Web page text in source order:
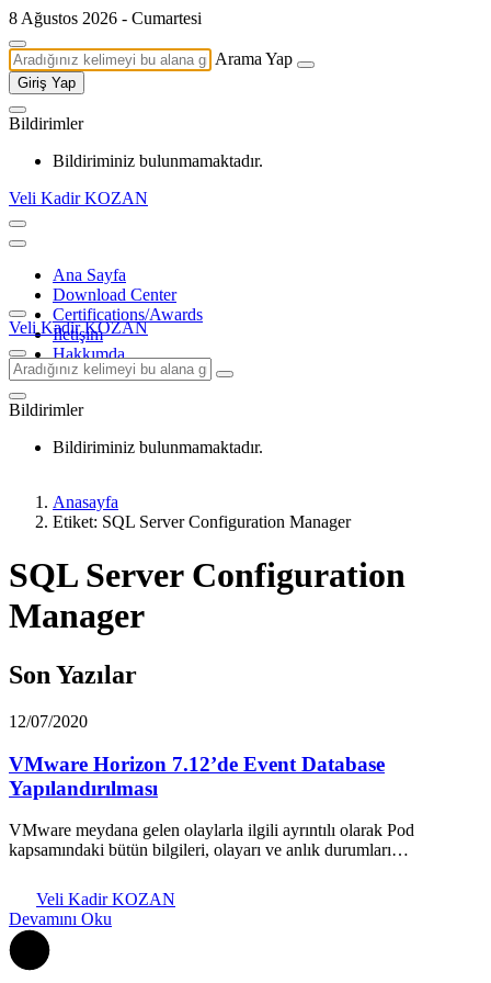
8 Ağustos 2026 - Cumartesi
Arama Yap
Giriş Yap
Bildirimler
Bildiriminiz bulunmamaktadır.
Veli Kadir KOZAN
Ana Sayfa
Download Center
Certifications/Awards
İletişim
Hakkımda
Veli Kadir KOZAN
Bildirimler
Bildiriminiz bulunmamaktadır.
Anasayfa
Etiket: SQL Server Configuration Manager
SQL Server Configuration
Manager
Son Yazılar
12/07/2020
VMware Horizon 7.12’de Event Database
Yapılandırılması
VMware meydana gelen olaylarla ilgili ayrıntılı olarak Pod
kapsamındaki bütün bilgileri, olayarı ve anlık durumları…
Veli Kadir KOZAN
Devamını Oku